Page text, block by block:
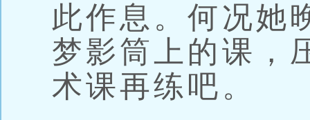
此作息。何况她
梦影筒上的课，
术课再练吧。